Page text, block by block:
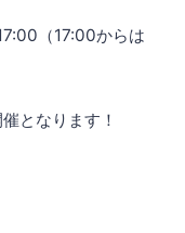
（17:00からは
となります！